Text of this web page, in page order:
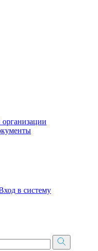
организации
в систему